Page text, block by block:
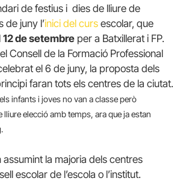
de festius i dies de lliure de
juny l’inici del curs escolar, que
12 de setembre per a Batxillerat i FP.
Consell de la Formació Professional
el 6 de juny, la proposta dels
faran tots els centres de la ciutat.
infants i joves no van a classe però
elecció amb temps, ara que ja estan
la majoria dels centres
escolar de l’escola o l’institut.